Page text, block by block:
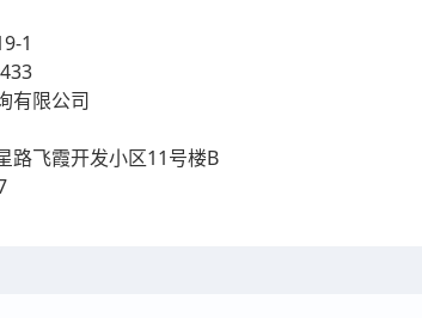
1
有限公司
路飞霞开发小区11号楼B